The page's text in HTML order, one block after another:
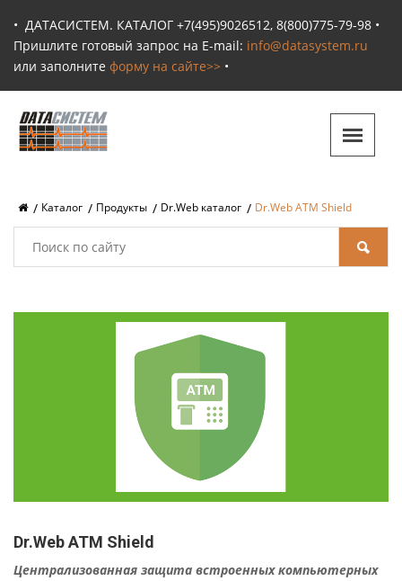
• ДАТАСИСТЕМ. КАТАЛОГ +7(495)9026512, 8(800)775-79-98 •
Пришлите готовый запрос на E-mail: info@datasystem.ru
или заполните форму на сайте>> •
Каталог Продукты Dr.Web каталог Dr.Web ATM Shield
Dr.Web ATM Shield
Централизованная защита встроенных компьютерных